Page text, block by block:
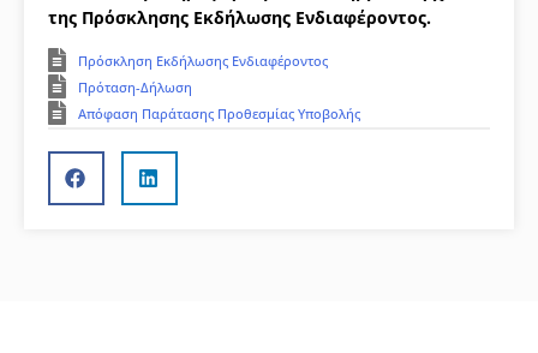
της Πρόσκλησης Εκδήλωσης Ενδιαφέροντος.
Πρόσκληση Εκδήλωσης Ενδιαφέροντος
Πρόταση-Δήλωση
Απόφαση Παράτασης Προθεσμίας Υποβολής